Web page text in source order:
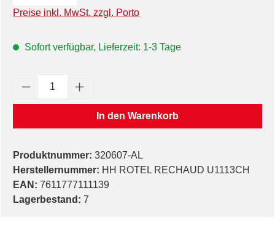
Preise inkl. MwSt. zzgl. Porto
Sofort verfügbar, Lieferzeit: 1-3 Tage
Produkt Anzahl: Gib den gewünschten
In den Warenkorb
Produktnummer: 320607-AL
Herstellernummer: HH ROTEL RECHAUD U1113CH
EAN: 7611777111139
Lagerbestand: 7